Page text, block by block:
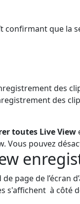
confirmant que la
des
des
toutes Live View
Vous pouvez
page de l’écran
s'affichent à côté